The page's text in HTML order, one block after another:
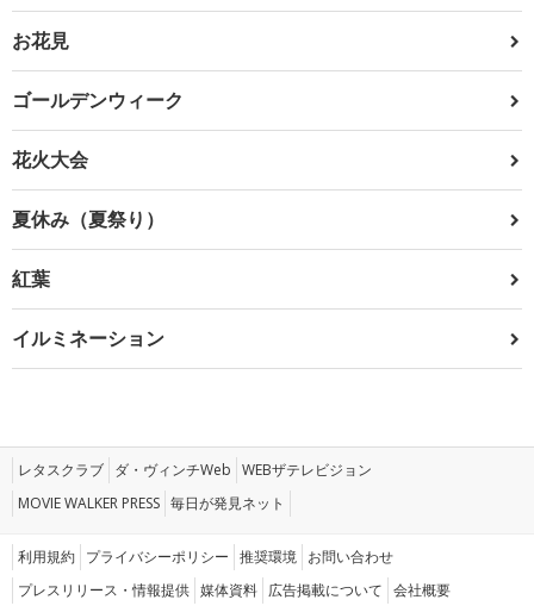
お花見
ゴールデンウィーク
花火大会
夏休み（夏祭り）
紅葉
イルミネーション
レタスクラブ ダ・ヴィンチWeb WEBザテレビジョン
MOVIE WALKER PRESS 毎日が発見ネット
利用規約 プライバシーポリシー 推奨環境 お問い合わせ
プレスリリース・情報提供 媒体資料 広告掲載について 会社概要